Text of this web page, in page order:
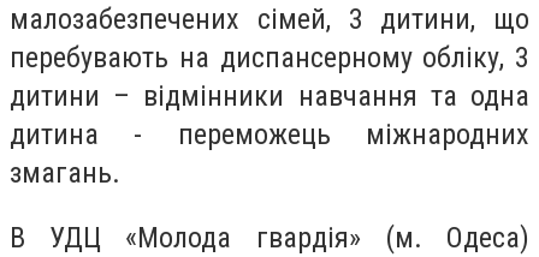
малозабезпечених сімей, 3 дитини, що
перебувають на диспансерному обліку, 3
дитини – відмінники навчання та одна
дитина - переможець міжнародних
змагань.
В УДЦ «Молода гвардія» (м. Одеса)